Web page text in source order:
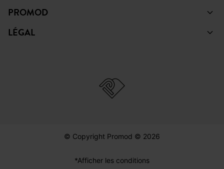
PROMOD
LÉGAL
© Copyright Promod © 2026
*Afficher les conditions